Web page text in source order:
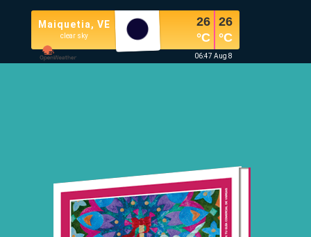
Maiquetia, VE
clear sky
26
°C
26
°C
06:47 Aug 8